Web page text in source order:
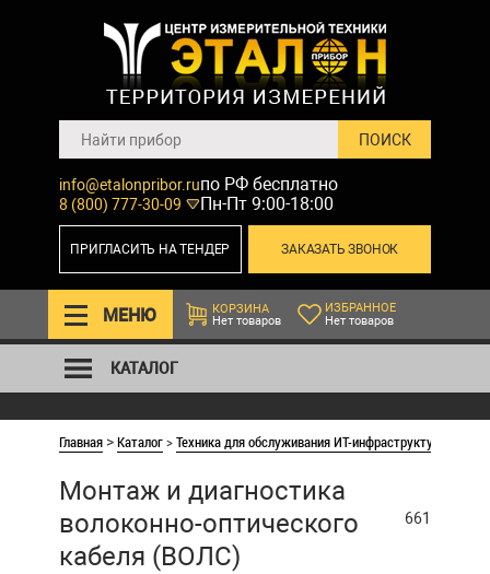
info@etalonpribor.ru
8 (800) 777-30-09
по РФ бесплатно
Пн-Пт 9:00-18:00
ЗАКАЗАТЬ ЗВОНОК
ПРИГЛАСИТЬ НА ТЕНДЕР
МЕНЮ
КОРЗИНА
Нет товаров
ИЗБРАННОЕ
Нет товаров
КАТАЛОГ
Главная >Каталог>Техника для обслуживания ИТ-инфраструктуры
Монтаж и диагностика
волоконно-оптического
кабеля (ВОЛС)
661